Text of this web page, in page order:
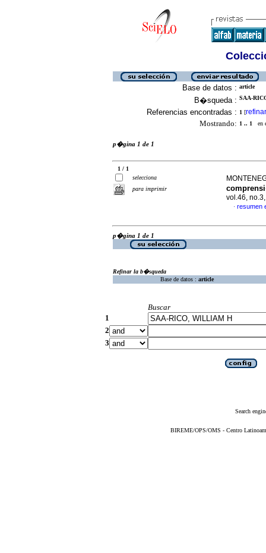
Base de datos : article
B�squeda : SAA-
Referencias encontradas : 1 [refinar
Mostrando: 1 .. 1 en
p�gina 1 de 1
1 / 1
selecciona
para imprimir
vol.46,
· resumen
p�gina 1 de 1
Refinar la b�squeda
Base de datos : article
Buscar
1
2
3
Search
BIREME/OPS/OMS - Centro